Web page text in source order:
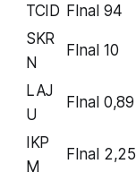
TCID FInal 94
SKR
N
FInal 10
LAJ
U
FInal 0,89
IKP
M
FInal 2,25